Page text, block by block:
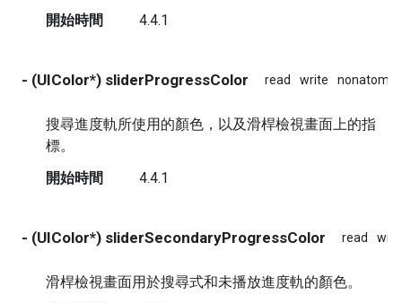
開始時間 4.4.1
- (UIColor*) sliderProgressColor read write nonatomic
搜尋進度軌所使用的顏色，以及滑桿檢視畫面上的指
標。
開始時間
4.4.1
- (UIColor*) sliderSecondaryProgressColor read
滑桿檢視畫面用於搜尋式和未播放進度軌的顏色。